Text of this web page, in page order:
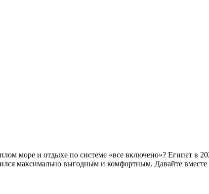
море и отдыхе по системе «все включено»? Египет
максимально выгодным и комфортным. Давайте